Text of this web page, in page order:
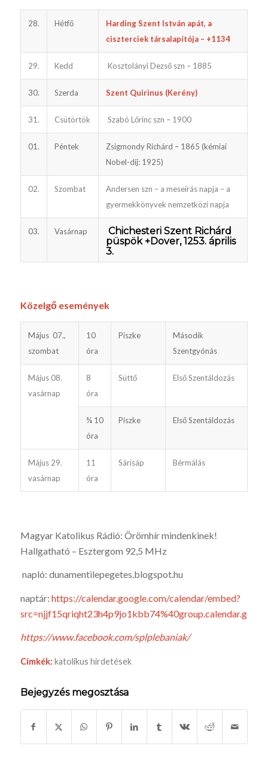
28. Hétfő
Harding Szent István apát, a
ciszterciek társalapítója – +1134
29. Kedd Kosztolányi Dezső szn – 1885
30. Szerda Szent Quirinus (Kerény)
31. Csütörtök Szabó Lőrinc szn – 1900
01. Péntek
Zsigmondy Richárd – 1865 (kémiai
Nobel-díj: 1925)
02. Szombat
Andersen szn – a meseírás napja – a
gyermekkönyvek nemzetközi napja
03. Vasárnap
Chichesteri Szent Richárd
püspök +Dover, 1253. április
3.
Közelgő események
Május 07.,
szombat
10
óra
Piszke
Második
Szentgyónás
Május 08.
vasárnap
8
óra
Süttő Első Szentáldozás
¾ 10
óra
Piszke Első Szentáldozás
Május 29.
vasárnap
11
óra
Sárisáp Bérmálás
Magyar Katolikus Rádió: Örömhír mindenkinek!
Hallgatható – Esztergom 92,5 MHz
napló: dunamentilepegetes.blogspot.hu
naptár: https://calendar.google.com/calendar/embed?
https://www.facebook.com/splplebaniak/
Címkék: katolikus hirdetések
Bejegyzés megosztása